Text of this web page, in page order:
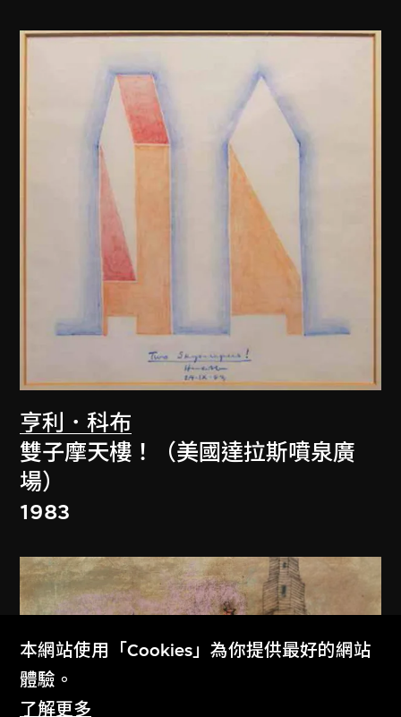
亨利．科布
雙子摩天樓！（美國達拉斯噴泉廣
場）
1983
本網站使用「Cookies」為你提供最好的網站
體驗。
了解更多